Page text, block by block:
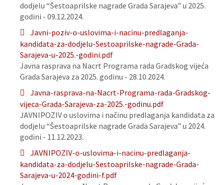
dodjelu “Šestoaprilske nagrade Grada Sarajeva” u 2025.
godini - 09.12.2024.
Javni-poziv-o-uslovima-i-nacinu-predlaganja-
kandidata-za-dodjelu-Sestoaprilske-nagrade-Grada-
Sarajeva-u-2025.-godini.pdf
Javna rasprava na Nacrt Programa rada Gradskog vijeća
Grada Sarajeva za 2025. godinu - 28.10.2024.
Javna-rasprava-na-Nacrt-Programa-rada-Gradskog-
vijeca-Grada-Sarajeva-za-2025.-godinu.pdf
JAVNIPOZIV o uslovima i načinu predlaganja kandidata za
dodjelu “Šestoaprilske nagrade Grada Sarajeva” u 2024.
godini - 11.12.2023.
JAVNIPOZIV-o-uslovima-i-nacinu-predlaganja-
kandidata-za-dodjelu-Sestoaprilske-nagrade-Grada-
Sarajeva-u-2024-godini-f.pdf